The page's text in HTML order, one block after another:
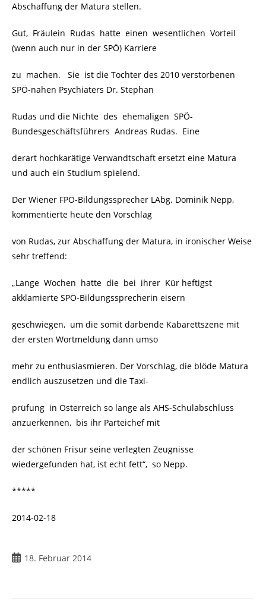
Abschaffung der Matura stellen.
Gut, Fräulein Rudas hatte einen wesentlichen Vorteil
(wenn auch nur in der SPÖ) Karriere
zu machen. Sie ist die Tochter des 2010 verstorbenen
SPÖ-nahen Psychiaters Dr. Stephan
Rudas und die Nichte des ehemaligen SPÖ-
Bundesgeschäftsführers Andreas Rudas. Eine
derart hochkarätige Verwandtschaft ersetzt eine Matura
und auch ein Studium spielend.
Der Wiener FPÖ-Bildungssprecher LAbg. Dominik Nepp,
kommentierte heute den Vorschlag
von Rudas, zur Abschaffung der Matura, in ironischer Weise
sehr treffend:
„Lange Wochen hatte die bei ihrer Kür heftigst
akklamierte SPÖ-Bildungssprecherin eisern
geschwiegen, um die somit darbende Kabarettszene mit
der ersten Wortmeldung dann umso
mehr zu enthusiasmieren. Der Vorschlag, die blöde Matura
endlich auszusetzen und die Taxi-
prüfung in Österreich so lange als AHS-Schulabschluss
anzuerkennen, bis ihr Parteichef mit
der schönen Frisur seine verlegten Zeugnisse
wiedergefunden hat, ist echt fett“, so Nepp.
*****
2014-02-18
Beitrag18. Februar 2014